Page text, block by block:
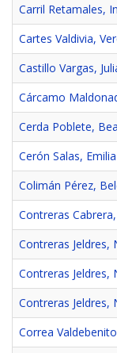
Carril Retamales,
Cartes Valdivia,
Castillo Vargas,
Cárcamo
Cerda Poblete,
Cerón Salas, Emilia
Colimán Pérez,
Contreras
Contreras Jeldres,
Contreras Jeldres,
Contreras Jeldres,
Correa